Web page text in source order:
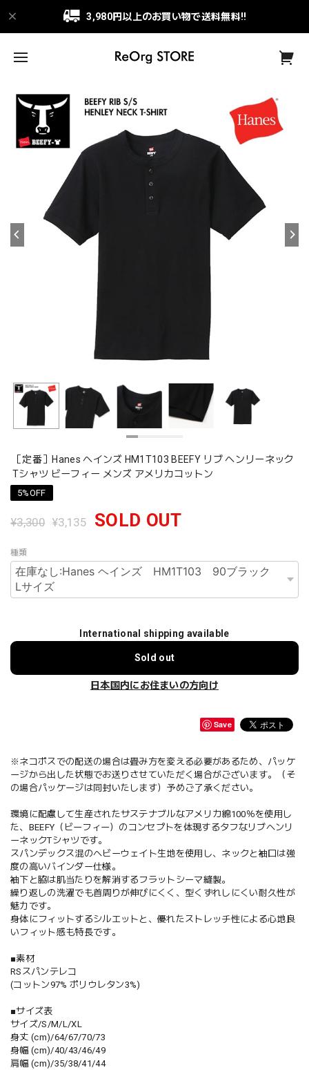
3,980円以上のお買い物で送料無料!!
［定番］Hanes ヘインズ HM1T103 BEEFY リブ ヘンリーネック
Tシャツ ビーフィー メンズ アメリカコットン
5%OFF
¥3,300 ¥3,135 SOLD OUT
種類
International shipping available
Sold out
日本国内にお住まいの方向け
Save
※ネコポスでの配送の場合は畳み方を変える必要があるため、パッケ
ージから出した状態でお送りさせていただく場合がございます。（そ
の場合パッケージは同封いたします）予めご了承ください。
環境に配慮して生産されたサステナブルなアメリカ綿100％を使用し
た、BEEFY（ビーフィー）のコンセプトを体現するタフなリブヘンリ
ーネックTシャツです。
スパンデックス混のヘビーウェイト生地を使用し、ネックと袖口は強
度の高いバインダー仕様。
袖下と脇は肌当たりを解消するフラットシーマ縫製。
繰り返しの洗濯でも首周りが伸びにくく、型くずれしにくい耐久性が
魅力です。
身体にフィットするシルエットと、優れたストレッチ性による心地良
いフィット感も特長です。
■素材
RSスパンテレコ
(コットン97% ポリウレタン3%)
■サイズ表
サイズ/S/M/L/XL
身丈 (cm)/64/67/70/73
身幅 (cm)/40/43/46/49
肩幅 (cm)/35/38/41/44